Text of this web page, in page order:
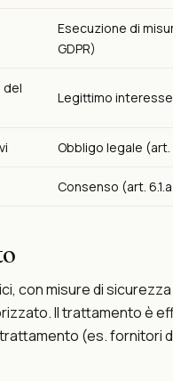
Esecuzione di
GDPR)
del
Legittimo interesse
Obbligo legale (art.
Consenso (art.
con misure di
Il trattamento è
(es. fornitori